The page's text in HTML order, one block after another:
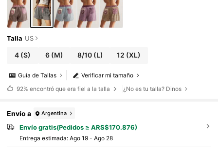
Talla US
4 (S) 6 (M) 8/10(L) 12 (XL)
Verificar mi tamaño
Guía de Tallas
92% encontró que era fiel a la talla ¿No es tu talla? Dinos
Envío a Argentina
Envío gratis(Pedidos ≥ ARS$170.876)
Entrega estimada: Ago 19 - Ago 28